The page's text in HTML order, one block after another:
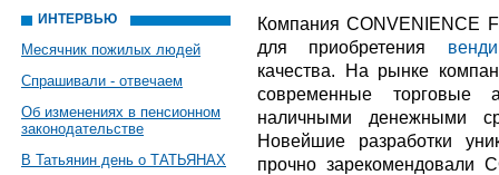
ИНТЕРВЬЮ
Месячник пожилых людей
Спрашивали - отвечаем
Об изменениях в пенсионном
законодательстве
В Татьянин день о ТАТЬЯНАХ
Компания CONVENIENCE
для приобретения
качества. На рынке
современные торговые
наличными денежными
Новейшие разработки
прочно зарекомендовали